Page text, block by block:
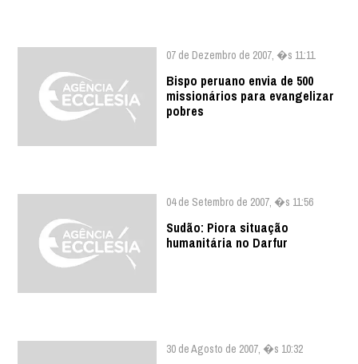
07 de Dezembro de 2007, �s 11:11
Bispo peruano envia de 500
missionários para evangelizar
pobres
04 de Setembro de 2007, �s 11:56
Sudão: Piora situação
humanitária no Darfur
30 de Agosto de 2007, �s 10:32